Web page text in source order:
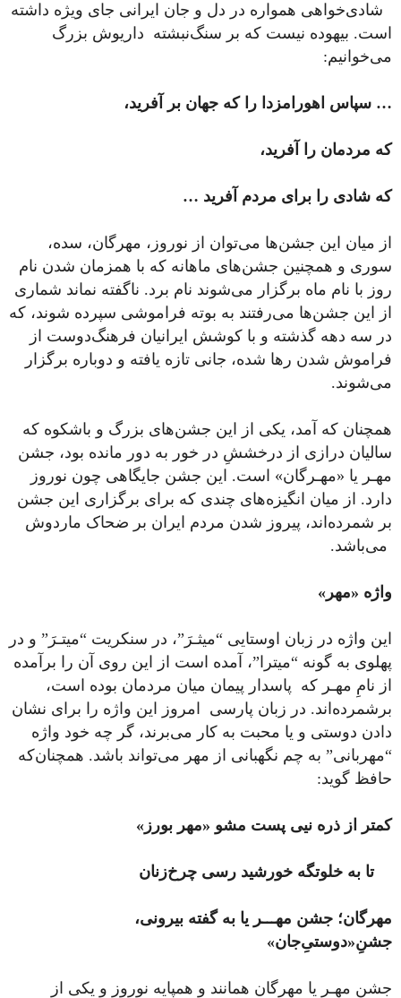
شادی‌خواهی همواره در دل و جان ایرانی جای ویژه داشته
است. بیهوده نیست که بر سنگ‌نبشته داریوش بزرگ
می‌خوانیم:
… سپاس اهورامزدا را که جهان بر آفرید،
که مردمان را آفرید،
که شادی را برای مردم آفرید …
از میان این جشن‌ها می‌توان از نوروز، مهرگان، سده،
سوری و همچنین جشن‌های ماهانه که با همزمان شدن نام
روز با نام ماه برگزار می‌شوند نام برد. ناگفته نماند شماری
از این جشن‌ها می‌رفتند به بوته‌ فراموشی سپرده شوند، که
در سه دهه گذشته و با کوشش ایرانیان فرهنگ‌‌دوست از
فراموش شدن رها شده، جانی تازه یافته و دوباره برگزار
می‌شوند.
همچنان که آمد، یکی از این جشن‌های بزرگ و باشکوه که
سالیان درازی از درخششِ در خور به دور مانده بود، جشن
مهـر یا «مهـرگان» است. این جشن جایگاهی چون نوروز
دارد. از میان انگیزه‌های چندی که برای برگزاری این جشن
بر شمرده‌اند، پیروز شدن مردم ایران بر ضحاک ماردوش
می‌باشد.
واژه «مهر»
این واژه در زبان اوستایی “میثـرَ”، در سنکریت “میتـرَ” و در
پهلوی به گونه “میترا”، آمده است از این روی آن را برآمده
از نامِ مهـر که پاسدار پیمان میان مردمان بوده است،
برشمرده‌اند. در زبان پارسی امروز این واژه را برای نشان
دادن دوستی و یا محبت به کار می‌برند، گر چه خود واژه
“مهربانی” به چم نگهبانی از مهر می‌تواند باشد. همچنان‌که
حافظ گوید:
کمتر از ذره نیی پست مشو «مهر بورز»
تا به خلوتگه خورشید رسی چرخ‌زنان
مهرگان؛ جشن مهـــر یا به گفته بیرونی‌،
جشنِ‌«دوستیِ‌جان»
جشن مهـر یا مهرگان همانند و همپایه نوروز و یکی از